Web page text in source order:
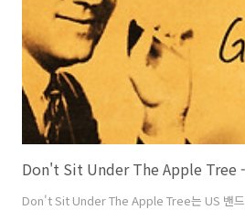
Don't Sit Under The Apple Tree
Don't Sit Under The Apple Tree는 US 밴